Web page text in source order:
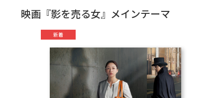
絵本
雑誌
映画『影を売る女』メインテーマ
新着